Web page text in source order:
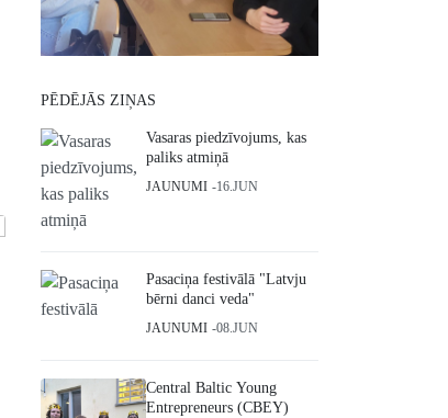
PĒDĒJĀS ZIŅAS
Vasaras piedzīvojums, kas
paliks atmiņā
JAUNUMI 16.JUN
Pasaciņa festivālā "Latvju
bērni danci veda"
JAUNUMI 08.JUN
Central Baltic Young
Entrepreneurs (CBEY)